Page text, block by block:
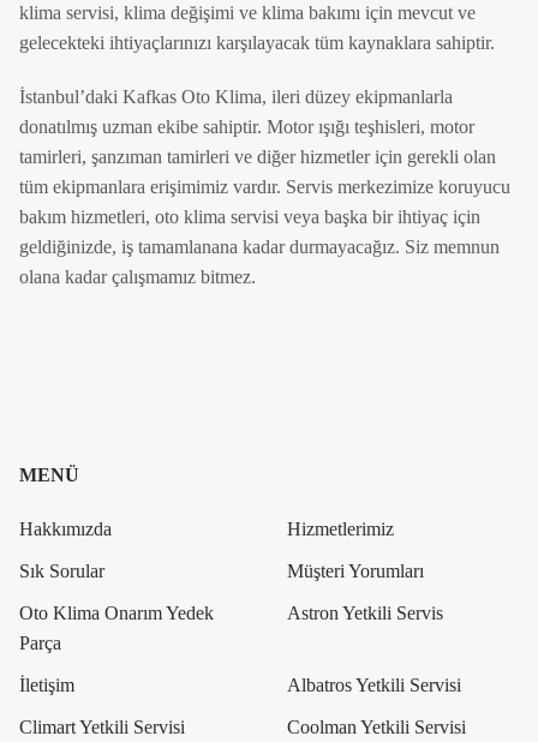
klima servisi, klima değişimi ve klima bakımı için mevcut ve
gelecekteki ihtiyaçlarınızı karşılayacak tüm kaynaklara sahiptir.
İstanbul’daki Kafkas Oto Klima, ileri düzey ekipmanlarla
donatılmış uzman ekibe sahiptir. Motor ışığı teşhisleri, motor
tamirleri, şanzıman tamirleri ve diğer hizmetler için gerekli olan
tüm ekipmanlara erişimimiz vardır. Servis merkezimize koruyucu
bakım hizmetleri, oto klima servisi veya başka bir ihtiyaç için
geldiğinizde, iş tamamlanana kadar durmayacağız. Siz memnun
olana kadar çalışmamız bitmez.
MENÜ
Hakkımızda Hizmetlerimiz
Sık Sorular Müşteri Yorumları
Oto Klima Onarım Yedek
Parça
Astron Yetkili Servis
İletişim Albatros Yetkili Servisi
Climart Yetkili Servisi Coolman Yetkili Servisi